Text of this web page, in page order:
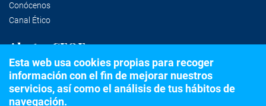
Conócenos
Canal Ético
Alertas CEOE
Suscríbete a la newsletter
Esta web usa cookies propias para recoger
información con el fin de mejorar nuestros
servicios, así como el análisis de tus hábitos de
navegación.